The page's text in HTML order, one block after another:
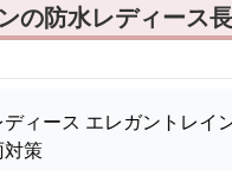
の防水レディース